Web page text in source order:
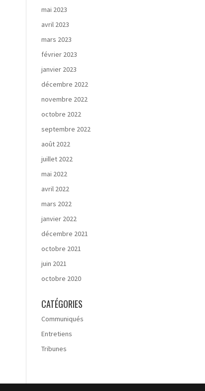
mai 2023
avril 2023
mars 2023
février 2023
janvier 2023
décembre 2022
novembre 2022
octobre 2022
septembre 2022
août 2022
juillet 2022
mai 2022
avril 2022
mars 2022
janvier 2022
décembre 2021
octobre 2021
juin 2021
octobre 2020
CATÉGORIES
Communiqués
Entretiens
Tribunes